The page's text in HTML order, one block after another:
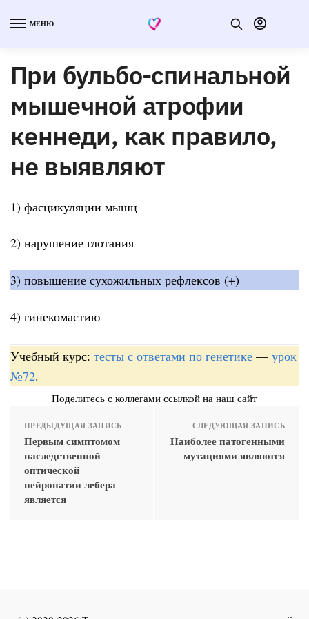
МЕНЮ
При бульбо-спинальной
мышечной атрофии
кеннеди, как правило,
не выявляют
1) фасцикуляции мышц
2) нарушение глотания
3) повышение сухожильных рефлексов (+)
4) гинекомастию
Учебный курс: тесты с ответами по генетике — урок
№72.
Поделитесь с коллегами ссылкой на наш сайт
ПРЕДЫДУЩАЯ ЗАПИСЬ
Первым симптомом
наследственной
оптической
нейропатии лебера
является
СЛЕДУЮЩАЯ ЗАПИСЬ
Наиболее патогенными
мутациями являются